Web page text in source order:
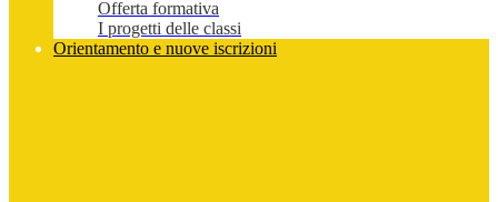
Offerta formativa
I progetti delle classi
Orientamento e nuove iscrizioni